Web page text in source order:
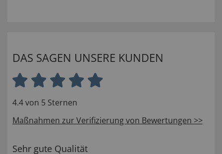
DAS SAGEN UNSERE KUNDEN
4.4 von 5 Sternen
Maßnahmen zur Verifizierung von Bewertungen >>
Sehr gute Qualität